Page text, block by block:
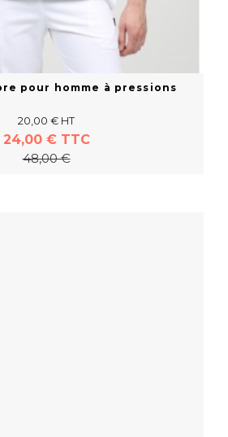
pour homme à pressions
20,00 € HT
24,00 € TTC
48,00 €